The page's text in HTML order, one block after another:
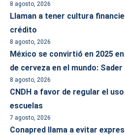
8 agosto, 2026
Llaman a tener cultura
crédito
8 agosto, 2026
México se convirtió en 2025
de cerveza en el mundo: Sader
8 agosto, 2026
CNDH a favor de regular el
escuelas
7 agosto, 2026
Conapred llama a evitar